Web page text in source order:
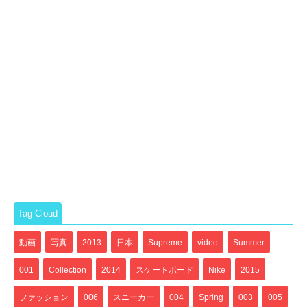
Tag Cloud
動画 写真 2013 日本 Supreme video Summer
001 Collection 2014 スケートボード Nike 2015
ファッション 006 スニーカー 004 Spring 003 005